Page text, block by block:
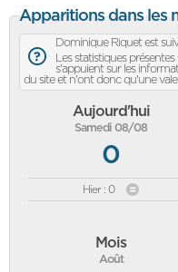
Apparitions dans les
Dominique Riquet est
Les statistiques
s'appuient sur les
du site et n'ont donc qu'une
Aujourd'hui
Samedi 08/08
0
Hier : 0
Mois
Août